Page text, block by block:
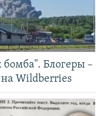
Блогеры –
на Wildberries